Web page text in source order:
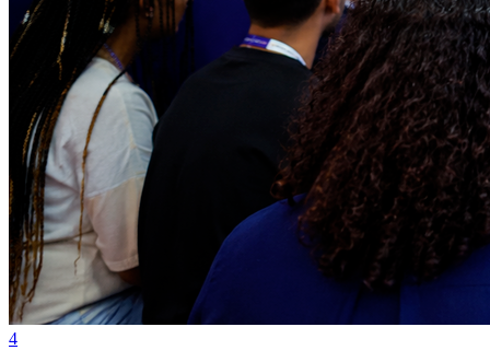
Cruzeiro
4